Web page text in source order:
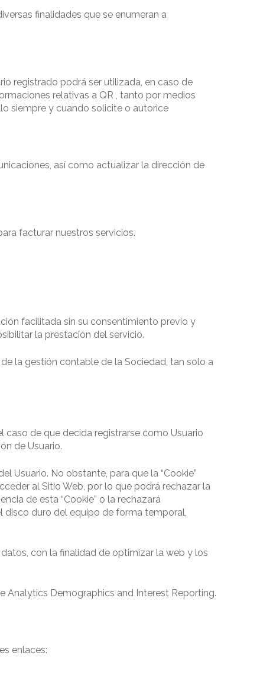
finalidades que se enumeran a
registrado podrá ser utilizada, en caso de
relativas a QR , tanto por medios
siempre y cuando solicite o autorice
así como actualizar la dirección de
facturar nuestros servicios.
facilitada sin su consentimiento previo y
la prestación del servicio.
la gestión contable de la Sociedad, tan solo a
caso de que decida registrarse como Usuario
de Usuario.
Usuario. No obstante, para que la “Cookie”
al Sitio Web, por lo que podrá rechazar la
de esta “Cookie” o la rechazará
disco duro del equipo de forma temporal,
con la finalidad de optimizar la web y los
Analytics Demographics and Interest Reporting.
enlaces: